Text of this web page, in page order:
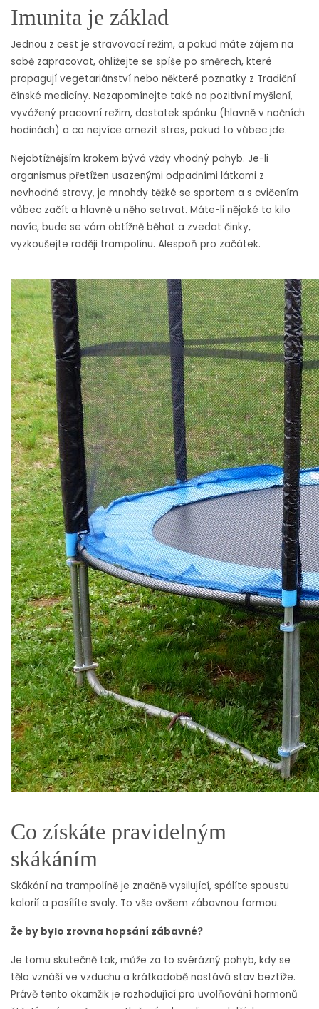
Imunita je základ
Jednou z cest je stravovací režim, a pokud máte zájem na
sobě zapracovat, ohlížejte se spíše po směrech, které
propagují vegetariánství nebo některé poznatky z Tradiční
čínské medicíny. Nezapomínejte také na pozitivní myšlení,
vyvážený pracovní režim, dostatek spánku (hlavně v nočních
hodinách) a co nejvíce omezit stres, pokud to vůbec jde.
Nejobtížnějším krokem bývá vždy vhodný pohyb. Je-li
organismus přetížen usazenými odpadními látkami z
nevhodné stravy, je mnohdy těžké se sportem a s cvičením
vůbec začít a hlavně u něho setrvat. Máte-li nějaké to kilo
navíc, bude se vám obtížně běhat a zvedat činky,
vyzkoušejte raději trampolínu. Alespoň pro začátek.
Co získáte pravidelným
skákáním
Skákání na trampolíně je značně vysilující, spálíte spoustu
kalorií a posílíte svaly. To vše ovšem zábavnou formou.
Že by bylo zrovna hopsání zábavné?
Je tomu skutečně tak, může za to svérázný pohyb, kdy se
tělo vznáší ve vzduchu a krátkodobě nastává stav beztíže.
Právě tento okamžik je rozhodující pro uvolňování hormonů